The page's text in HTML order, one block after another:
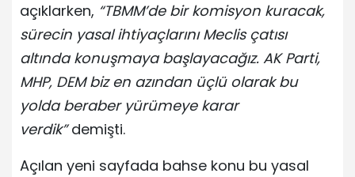
açıklarken, “TBMM’de bir komisyon kuracak,
sürecin yasal ihtiyaçlarını Meclis çatısı
altında konuşmaya başlayacağız. AK Parti,
MHP, DEM biz en azından üçlü olarak bu
yolda beraber yürümeye karar
verdik”demişti.
Açılan yeni sayfada bahse konu bu yasal